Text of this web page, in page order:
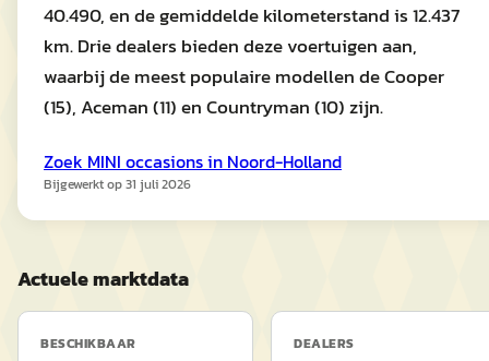
40.490, en de gemiddelde kilometerstand is 12.437
km. Drie dealers bieden deze voertuigen aan,
waarbij de meest populaire modellen de Cooper
(15), Aceman (11) en Countryman (10) zijn.
Zoek MINI occasions in Noord-Holland
Bijgewerkt op31 juli 2026
Actuele marktdata
BESCHIKBAAR DEALERS